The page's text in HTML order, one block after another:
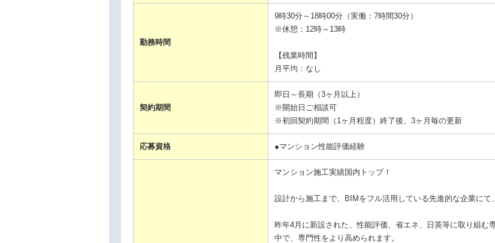
勤務時間
9時30分～18時00分（実働：7時間30分）
※休憩：12時～13時
【残業時間】
月平均：なし
契約期間
即日～長期（3ヶ月以上）
※開始日ご相談可
※初回契約期間（1ヶ月程度）終了後、3ヶ月毎の更新
応募資格 ●マンション性能評価経験
マンション施工実績国内トップ！
設計から施工まで、BIMをフル活用している先進的な企業にて
昨年4月に新設された、性能評価、省エネ、日英等に取り組む
中で、専門性をより高められます。